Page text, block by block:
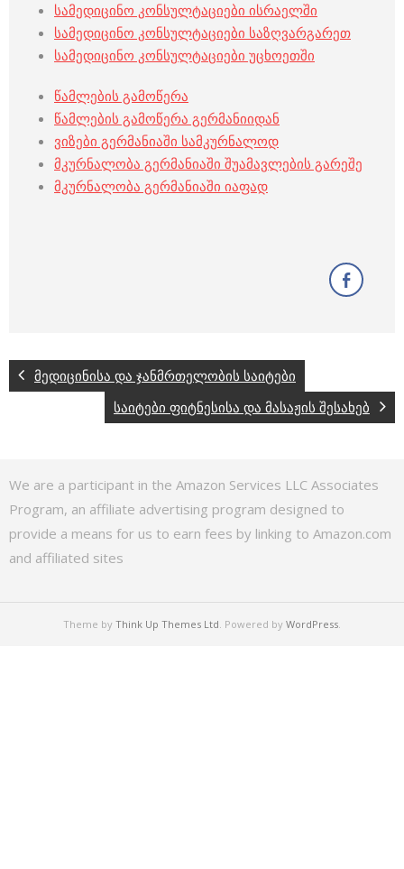
სამედიცინო კონსულტაციები ისრაელში
სამედიცინო კონსულტაციები საზღვარგარეთ
სამედიცინო კონსულტაციები უცხოეთში
წამლების გამოწერა
წამლების გამოწერა გერმანიიდან
ვიზები გერმანიაში სამკურნალოდ
მკურნალობა გერმანიაში შუამავლების გარეშე
მკურნალობა გერმანიაში იაფად
მედიცინისა და ჯანმრთელობის საიტები
საიტები ფიტნესისა და მასაჟის შესახებ
We are a participant in the Amazon Services LLC Associates
Program, an affiliate advertising program designed to
provide a means for us to earn fees by linking to Amazon.com
and affiliated sites
Theme by Think Up Themes Ltd. Powered by WordPress.